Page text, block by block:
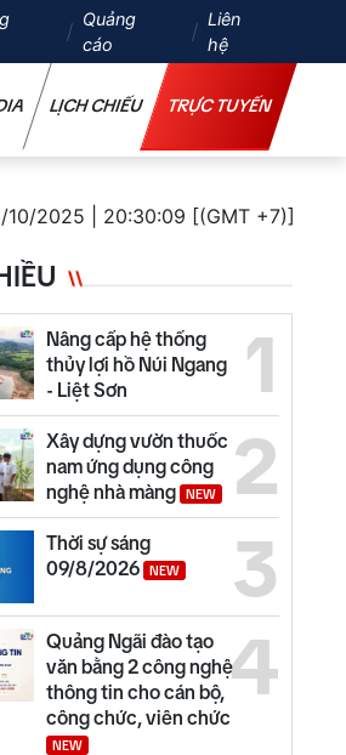
Quảng
cáo
Liên
hệ
LỊCH CHIẾU TRỰC TUYẾN
10/2025 | 20:30:09 [(GMT +7)]
1
Nâng cấp hệ thống
thủy lợi hồ Núi Ngang
- Liệt Sơn
2
Xây dựng vườn thuốc
nam ứng dụng công
nghệ nhà màng
NEW
3
Thời sự sáng
09/8/2026
NEW
4
Quảng Ngãi đào tạo
văn bằng 2 công nghệ
thông tin cho cán bộ,
công chức, viên chức
NEW